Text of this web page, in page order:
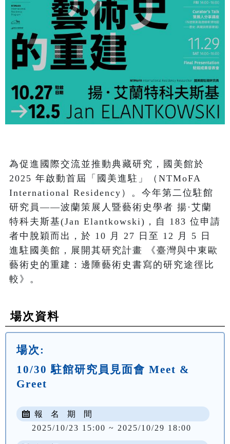
為促進國際交流並推動典藏研究，國美館於
2025 年啟動首屆「國美進駐」（NTMoFA
International Residency）。今年第二位駐館
研究員——波蘭策展人暨藝術史學者 揚·艾蘭
特科夫斯基(Jan Elantkowski)，自 183 位申請
者中脫穎而出，於 10 月 27 日至 12 月 5 日
進駐國美館，展開其研究計畫 《臺灣與中東歐
藝術史的重建：邊陲藝術史書寫的研究途徑比
較》。
場次資料
場次:
10/30 駐館研究員見面會 Meet &
Greet
報 名 期 間
2025/10/23 15:00 ~ 2025/10/29 18:00